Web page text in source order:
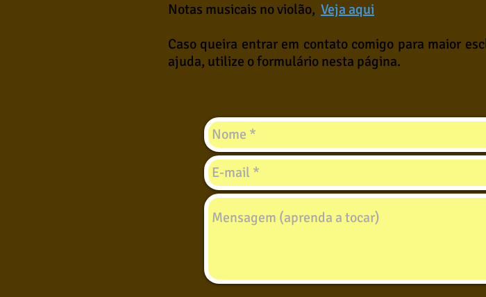
Notas musicais no violão, Veja aqui
Caso queira entrar em contato comigo para maior
ajuda, utilize o formulário nesta página.